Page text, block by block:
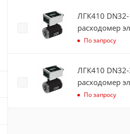
ЛГК410
расходомер
По запросу
ЛГК410
расходомер
По запросу